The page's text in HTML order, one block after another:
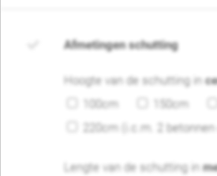
Afmetingen schutting
Hoogte van de schutting in
100cm
150cm
220cm (i.c.m. 2
Lengte van de schutting in